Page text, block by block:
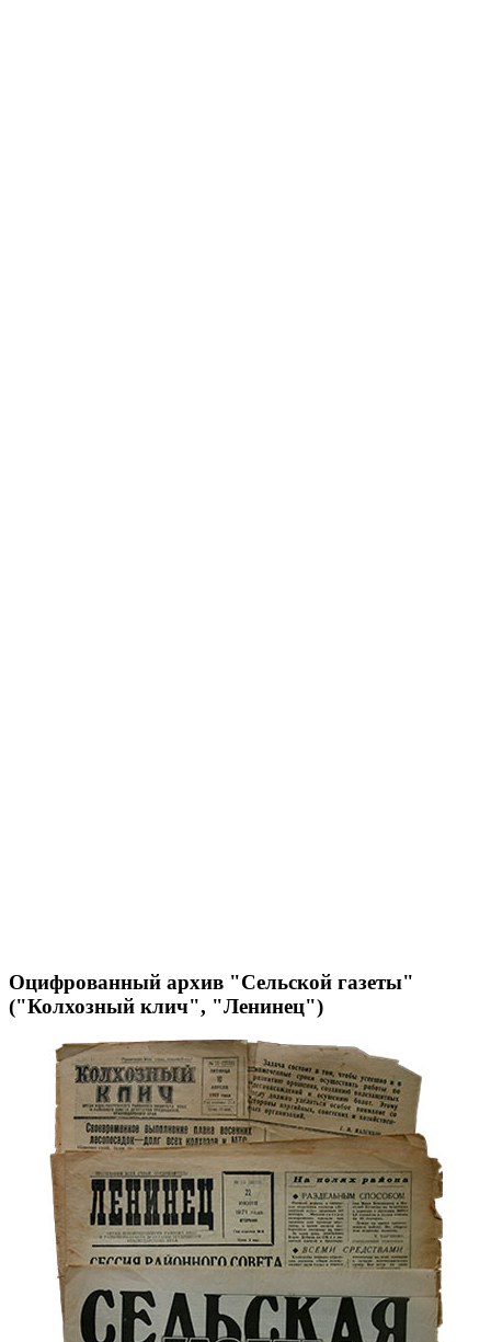
Оцифрованный архив "Сельской газеты"
("Колхозный клич", "Ленинец")